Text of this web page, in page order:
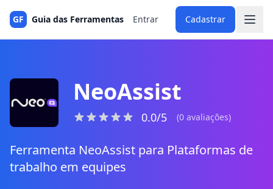
GF Guia das Ferramentas Entrar Cadastrar
NeoAssist
0.0/5 (0 avaliações)
Ferramenta NeoAssist para Plataformas de
trabalho em equipes